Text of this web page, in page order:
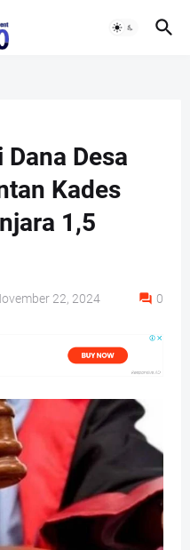
Desa
Kades
1,5
22, 2024 0